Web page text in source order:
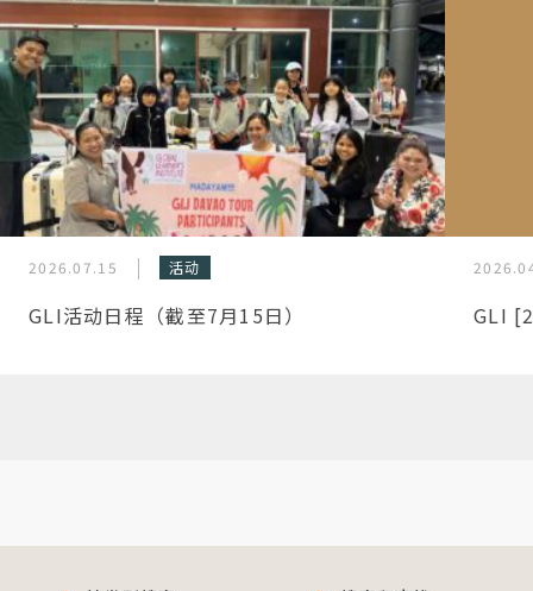
2026.07.15 活动
GLI活动日程（截至7月15日） GLI